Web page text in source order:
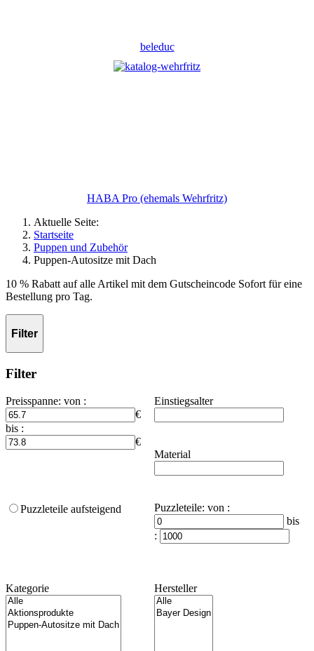
beleduc
HABA Pro (ehemals Wehrfritz)
Aktuelle Seite:
Startseite
Puppen und Zubehör
Puppen-Autositze mit Dach
10 % Rabatt auf alle Artikel mit dem Gutscheincode Sofort für eine
Bestellung pro Tag.
Filter
Filter
Preisspanne: von :
€
bis :
€
Einstiegsalter
Material
Puzzleteile aufsteigend Puzzleteile: von :
bis
:
Kategorie Hersteller